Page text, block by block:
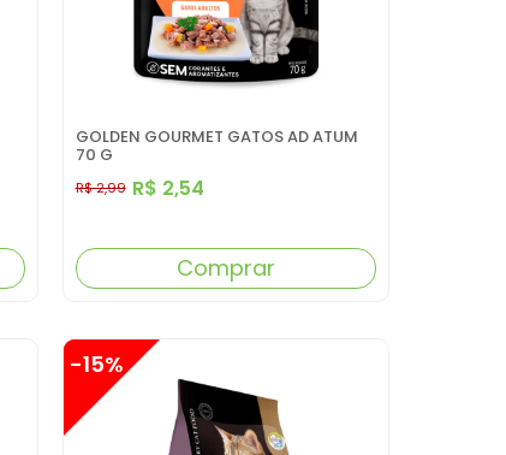
GOLDEN GOURMET GATOS AD ATUM
70 G
R$ 2,54
R$ 2,99
Comprar
-15%